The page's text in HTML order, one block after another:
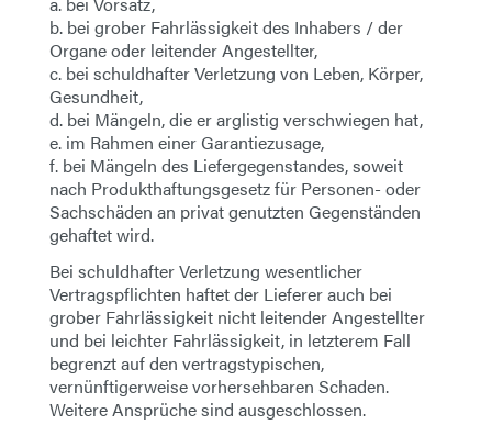
b. bei grober Fahrlässigkeit des Inhabers / der
Organe oder leitender Angestellter,
c. bei schuldhafter Verletzung von Leben, Körper,
Gesundheit,
d. bei Mängeln, die er arglistig verschwiegen hat,
e. im Rahmen einer Garantiezusage,
f. bei Mängeln des Liefergegenstandes, soweit
nach Produkthaftungsgesetz für Personen- oder
Sachschäden an privat genutzten Gegenständen
gehaftet wird.
Bei schuldhafter Verletzung wesentlicher
Vertragspflichten haftet der Lieferer auch bei
grober Fahrlässigkeit nicht leitender Angestellter
und bei leichter Fahrlässigkeit, in letzterem Fall
begrenzt auf den vertragstypischen,
vernünftigerweise vorhersehbaren Schaden.
Weitere Ansprüche sind ausgeschlossen.